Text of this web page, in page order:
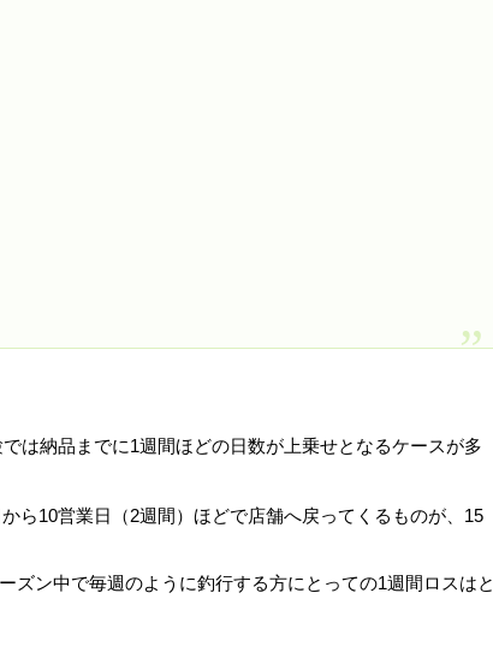
納品までに1週間ほどの日数が上乗せとなるケースが多
ら10営業日（2週間）ほどで店舗へ戻ってくるものが、15
ン中で毎週のように釣行する方にとっての1週間ロスはと